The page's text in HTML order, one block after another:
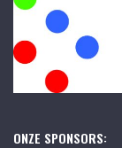
ONZE SPONSORS: